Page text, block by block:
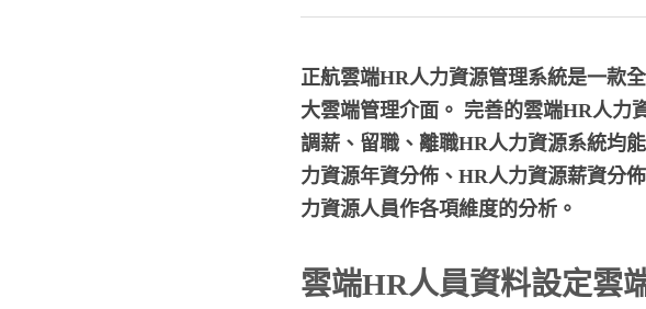
正航雲端HR人力資源管理系統是一款
大雲端管理介面。 完善的雲端HR人力
調薪、留職、離職HR人力資源系統均
力資源年資分佈、HR人力資源薪資分
力資源人員作各項維度的分析。
雲端HR人員資料設定雲